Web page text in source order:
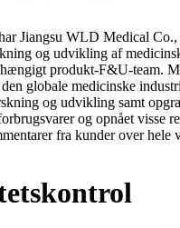
Jiangsu WLD Medical
og udvikling af
produkt-F&U-team.
globale medicinske
og udvikling samt
og opnået visse
fra kunder over hele